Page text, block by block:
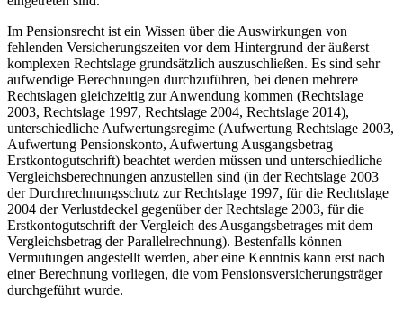
Im Pensionsrecht ist ein Wissen über die Auswirkungen von
fehlenden Versicherungszeiten vor dem Hintergrund der äußerst
komplexen Rechtslage grundsätzlich auszuschließen. Es sind sehr
aufwendige Berechnungen durchzuführen, bei denen mehrere
Rechtslagen gleichzeitig zur Anwendung kommen (Rechtslage
2003, Rechtslage 1997, Rechtslage 2004, Rechtslage 2014),
unterschiedliche Aufwertungsregime (Aufwertung Rechtslage 2003,
Aufwertung Pensionskonto, Aufwertung Ausgangsbetrag
Erstkontogutschrift) beachtet werden müssen und unterschiedliche
Vergleichsberechnungen anzustellen sind (in der Rechtslage 2003
der Durchrechnungsschutz zur Rechtslage 1997, für die Rechtslage
2004 der Verlustdeckel gegenüber der Rechtslage 2003, für die
Erstkontogutschrift der Vergleich des Ausgangsbetrages mit dem
Vergleichsbetrag der Parallelrechnung). Bestenfalls können
Vermutungen angestellt werden, aber eine Kenntnis kann erst nach
einer Berechnung vorliegen, die vom Pensionsversicherungsträger
durchgeführt wurde.